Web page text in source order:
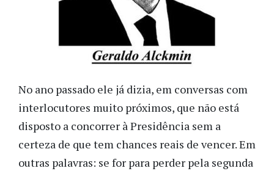
No ano passado ele já dizia, em conversas com
interlocutores muito próximos, que não está
disposto a concorrer à Presidência sem a
certeza de que tem chances reais de vencer. Em
outras palavras: se for para perder pela segunda